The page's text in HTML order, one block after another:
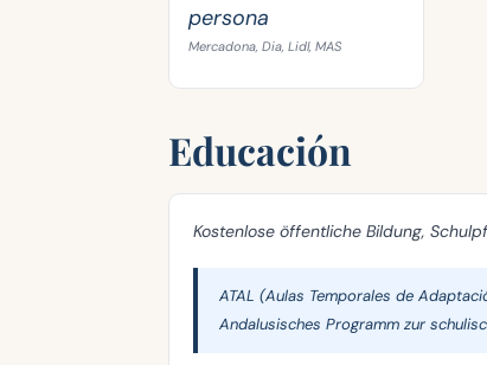
persona
Mercadona, Dia, Lidl, MAS
Educación
Kostenlose öffentliche Bildung,
ATAL (Aulas Temporales de
Andalusisches Programm zur